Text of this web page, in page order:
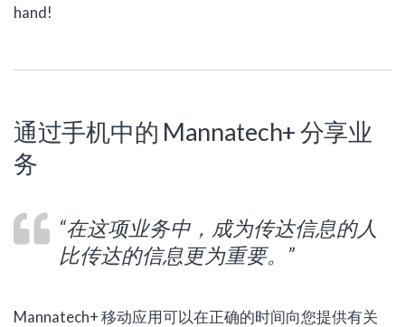
hand!
通过手机中的 Mannatech+ 分享业
务
“在这项业务中，成为传达信息的人
比传达的信息更为重要。”
Mannatech+ 移动应用可以在正确的时间向您提供有关